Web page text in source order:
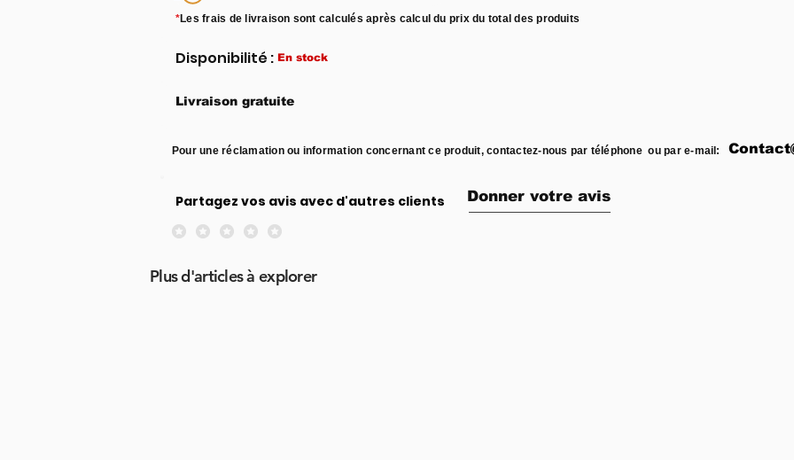
*Les frais de livraison sont calculés après calcul du prix du total des produits
Disponibilité : En stock
Livraison gratuite
Pour une réclamation ou information concernant ce produit, contactez-nous par téléphone ou par e-mail:
Partagez vos avis avec d'autres clients Donner votre avis
Aucune note pour le moment
Plus d'articles à explorer